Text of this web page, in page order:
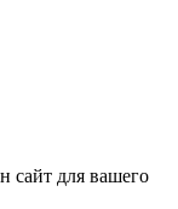
сайт для вашего